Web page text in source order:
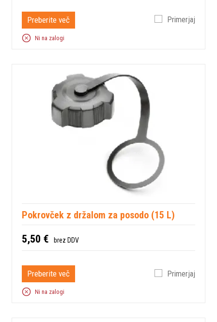
Preberite več Primerjaj
Ni na zalogi
Pokrovček z držalom za posodo (15 L)
5,50 € brez DDV
Preberite več Primerjaj
Ni na zalogi